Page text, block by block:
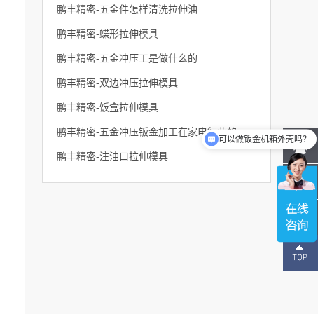
鹏丰精密-五金件怎样清洗拉伸油
鹏丰精密-蝶形拉伸模具
鹏丰精密-五金冲压工是做什么的
鹏丰精密-双边冲压拉伸模具
鹏丰精密-饭盒拉伸模具
鹏丰精密-五金冲压钣金加工在家电行业的应用
鹏丰精密-注油口拉伸模具
137-
可以做钣金机箱外壳吗？